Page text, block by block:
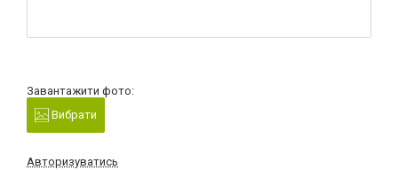
Завантажити фото:
Вибрати
Авторизуватись